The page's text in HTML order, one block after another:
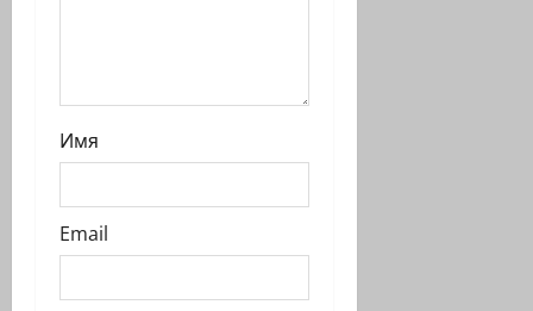
Имя
Email